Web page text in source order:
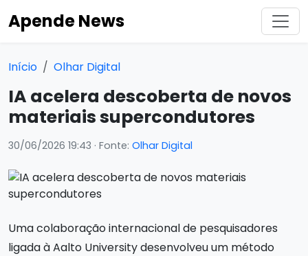
Apende News
Início Olhar Digital
IA acelera descoberta de novos
materiais supercondutores
30/06/2026 19:43 · Fonte: Olhar Digital
Uma colaboração internacional de pesquisadores
ligada à Aalto University desenvolveu um método